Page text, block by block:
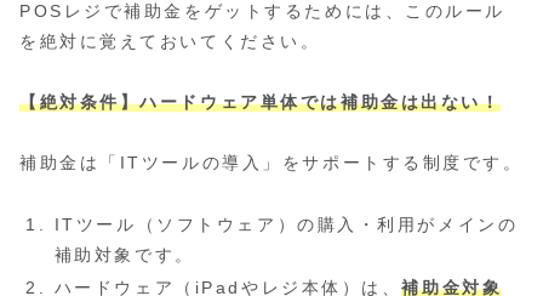
POSレジで補助金をゲットするためには、このルール
を絶対に覚えておいてください。
【絶対条件】ハードウェア単体では補助金は出ない！
補助金は「ITツールの導入」をサポートする制度です。
ITツール（ソフトウェア）の購入・利用がメインの
補助対象です。
ハードウェア（iPadやレジ本体）は、補助金対象